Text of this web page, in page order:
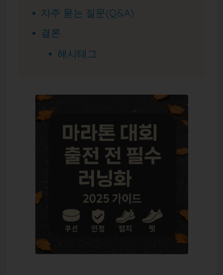
자주 묻는 질문(Q&A)
결론
해시태그